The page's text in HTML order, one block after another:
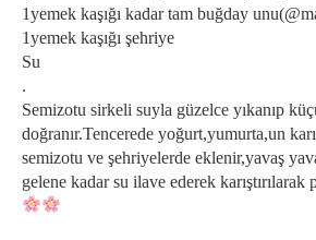
1yemek kaşığı kadar tam buğday
1yemek kaşığı şehriye
Su
.
Semizotu sirkeli suyla güzelce yıkanıp
doğranır.Tencerede yoğurt,yumurta,un
semizotu ve şehriyelerde eklenir,yavaş
gelene kadar su ilave ederek